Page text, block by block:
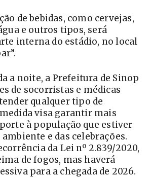
de bebidas, como cervejas,
e outros tipos, será
interna do estádio, no local
a noite, a Prefeitura de Sinop
de socorristas e médicas
qualquer tipo de
visa garantir mais
à população que estiver
e das celebrações.
da Lei nº 2.839/2020,
de fogos, mas haverá
para a chegada de 2026.